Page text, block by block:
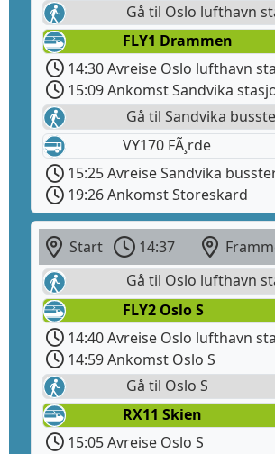
Gå til Oslo lufthavn
FLY1 Drammen
14:30 Avreise Oslo lufthavn
15:09 Ankomst Sandvika
Gå til Sandvika
VY170 FÃ¸rde
15:25 Avreise Sandvika
19:26 Ankomst Storeskard
Start 14:37
Gå til Oslo lufthavn
FLY2 Oslo S
14:40 Avreise Oslo lufthavn
14:59 Ankomst Oslo S
Gå til Oslo S
RX11 Skien
15:05 Avreise Oslo S